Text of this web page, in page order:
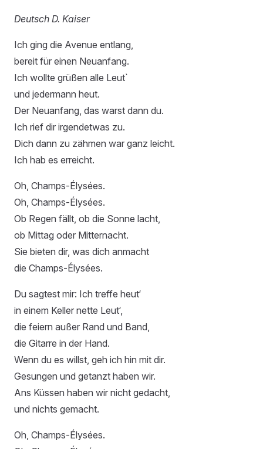
Deutsch D. Kaiser
Ich ging die Avenue entlang,
bereit für einen Neuanfang.
Ich wollte grüßen alle Leut`
und jedermann heut.
Der Neuanfang, das warst dann du.
Ich rief dir irgendetwas zu.
Dich dann zu zähmen war ganz leicht.
Ich hab es erreicht.
Oh, Champs-Élysées.
Oh, Champs-Élysées.
Ob Regen fällt, ob die Sonne lacht,
ob Mittag oder Mitternacht.
Sie bieten dir, was dich anmacht
die Champs-Élysées.
Du sagtest mir: Ich treffe heut‘
in einem Keller nette Leut‘,
die feiern außer Rand und Band,
die Gitarre in der Hand.
Wenn du es willst, geh ich hin mit dir.
Gesungen und getanzt haben wir.
Ans Küssen haben wir nicht gedacht,
und nichts gemacht.
Oh, Champs-Élysées.